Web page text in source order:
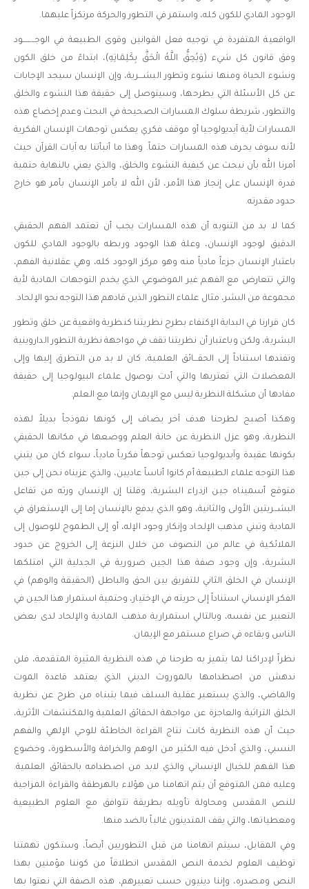
الوجود المادي للكون كله، واستمر في التطور والحركة مرتكزاً عليهما.
الواقعية المتفردة في توجيه فعل القوانين وقوى الطبيعة في الوجــــــــود
وفق قانون كل شيء (وَيُحِقُّ اللَّهُ الْحَقَّ بِكَلِمَاتِهِ)، ابتداءً من خلق الكون
ونشوء الحياة ومنها نشوء وتطور البشـــرية، وإن الإنسان سيجد الإجابات
عن كل الأسئلة التي يطرحها، وسيتوصل إلى حقيقة هذا النشوء والخلق
والتطور، شريطة سلوك المسارات الصحيحة في البحث وعدم إخضاع هذه
المسارات لأية آيديولوجيا أو موقف فكري يعكس توجهات الإنسان الفكرية
لأنه سوف يحرف هذه المسارات حتماً. وهذا ما أنبأتنا به آيات القرآن حيث
أمرنا الله بأن نبحث عن كيفية النشوء والخلق، والذي يعني بالنهاية حتمية
قدرة الإنسان على إنجاز هذا الأمر، لأن الله لا يأمر الإنسان بأمر هو خارج
حدود مقدرته.
كما لا بد من التنويه أن هذه المسارات يجب أن تعتمد الفهم الحقيقي
الدقيق لوجود الإنسان، وعلة هذا الوجود وربطه بالوجود المادي للكون
باعتبار الإنسان جزءاً مادياً منه وهو مركز الوجود كله، وهي عقلانية الفهم،
والتي تتعارض مع الفهم غير الموضوعي الذي يخدم التوجهات المادية لأية
مجموعة من البشر، مثال علماء التطور الذين قادهم هذا التوجه نحو الإلحاد.
كان قرارنا في البداية الإكتفاء بطرح نظريتنا كنظرية واقعية عن خلق وتطور
البشرية، ولكن وباعتبار أن نظريتنا تقف في مواجهة نظرية التطور الداروينية
وتفندها استناداً إلى الحقـــائق العلمية، كان لا بد من التطرق إليها وإلى
المعضلات التي تعتريها والتي أدت بوصول علماء البيولوجيا إلى حقيقة
مفادها أن مشكلة النظرية ليس مع الإيمان وإنما مع العلم.
وهكذا أصبح لطرحنا هدف آخر يضاف إلى كونها نموذجاً بديلاً لهذه
النظرية، وهو عزل النظرية عن خانة العلم ووضعها في مكانها الحقيقي
بكونها عقيدة وآيديولوجيا تعكس توجهاً فكرياً مادياً، سواء كان من يتبني
هذا التوجه علماء الطبيعة أم كانوا أناساً عاديين، والذي عزيناه نحن إلى جين
متوقع أسميناه جين ازدراء البشرية، وقلنا إن الإنسان ورثه من تفاعل
البشــريتين الأولى والثانية، وهو الذي يدفع بالإنسان إما إلى الإستغراق في
المادية وتبني مذهب الإلحاد وإنكار وجود الإله، أو إلى الطموح للوصول إلى
الملائكية في عالم من التصوف من خلال النزعة إلى الخروج عن حدود
البشرية، وإن وجود صفة هذا الجين ضرورية في الجدلية التي امتلكها
الإنسان في الخلق الثاني للتفريق بين الحق والباطل (الحقيقة والوهم) في
الفكر الإنساني استناداً إلى حريته في الإختيار، وحتمية استمرار هذا الجين في
التعبير عن نفسه، وبالتالي استمرارية مذهب المادية والإلحاد لدى بعض
الناس وبقاءه في صراع مستمر مع الإيمان.
نظراً لإدراكنا لما يتميز به طرحنا في هذه النظرية المثيرة المتقدمة، فلن
ندهش من اصطدامها بالموروث الديني الذي يعتمد قاعدة الموت
والماضي، والذي يستعير عقلية السلف فيما يتبناه من طرح عن نظرية
الخلق التراثية والعاجزة عن مواجهة الحقائق العلمية والمكتشفات الأثرية،
حيث أن هذه النظرية كانت نتاج القراءة الخاطئة للوحي الإلهي والفهم
النسبي، والذي أدخل فيه الكثير من الوهم والخرافة والأسطورة، وخضوع
هذا الفهم للخيال الإنساني والذي لابد من اصطدامه بالحقائق العلمية.
وعليه فمن المتوقع أن يتم اتهامنا من هؤلاء بالهرطقة والقراءة المزاجية
للنص المقدس ومحاولة تأويله بطريقة تتوافق مع العلوم الطبيعية
ومعطياتها، والتي يقف المتدينون غالباً بالضد منها.
وفي المقابل، سيتم اتهامنا من قبل التطوريين أيضاً، وستكون تهمتنا
توظيف العلوم لخدمة النص المقدس انطلاقاً من كوننا مؤمنين بهذا
النص ومصدره، وإننا دينيون حسب تعبيرهم، هذه الصفة التي نعتوا بها